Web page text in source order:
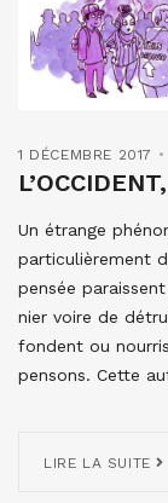
1 DÉCEMBRE 2017
Un étrange
particulièrement
pensée
nier voire de
fondent ou
pensons. Cette
LIRE LA SUITE